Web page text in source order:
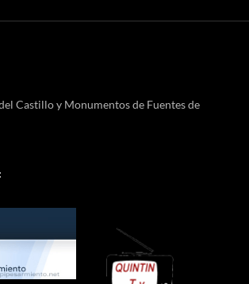
Castillo y Monumentos de Fuentes de